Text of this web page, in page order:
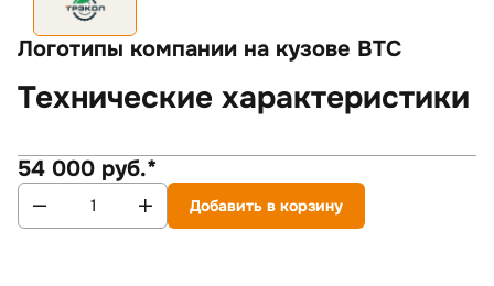
Логотипы компании на кузове ВТС
Технические характеристики
54 000 руб.*
Добавить в корзину